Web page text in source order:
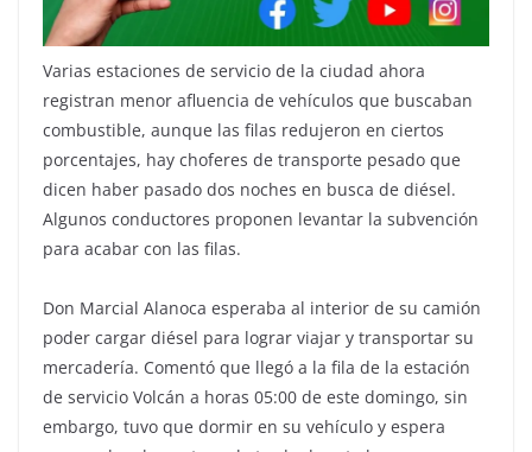
Varias estaciones de servicio de la ciudad ahora
registran menor afluencia de vehículos que buscaban
combustible, aunque las filas redujeron en ciertos
porcentajes, hay choferes de transporte pesado que
dicen haber pasado dos noches en busca de diésel.
Algunos conductores proponen levantar la subvención
para acabar con las filas.
Don Marcial Alanoca esperaba al interior de su camión
poder cargar diésel para lograr viajar y transportar su
mercadería. Comentó que llegó a la fila de la estación
de servicio Volcán a horas 05:00 de este domingo, sin
embargo, tuvo que dormir en su vehículo y espera